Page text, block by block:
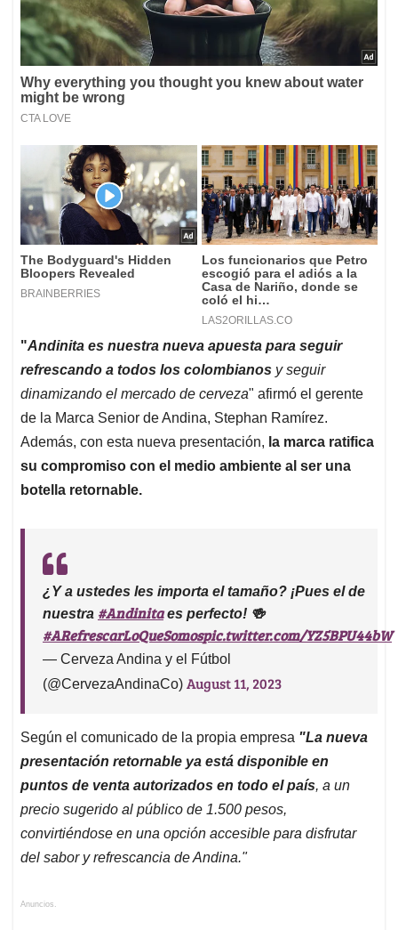
"Andinita es nuestra nueva apuesta para seguir
refrescando a todos los colombianos y seguir
dinamizando el mercado de cerveza" afirmó el gerente
de la Marca Senior de Andina, Stephan Ramírez.
Además, con esta nueva presentación, la marca ratifica
su compromiso con el medio ambiente al ser una
botella retornable.
¿Y a ustedes les importa el tamaño? ¡Pues el de
nuestra #Andinitaes perfecto! 🍻
#ARefrescarLoQueSomospic.twitter.com/YZ5BPU44bW
— Cerveza Andina y el Fútbol
(@CervezaAndinaCo) August 11, 2023
Según el comunicado de la propia empresa "La nueva
presentación retornable ya está disponible en
puntos de venta autorizados en todo el país, a un
precio sugerido al público de 1.500 pesos,
convirtiéndose en una opción accesible para disfrutar
del sabor y refrescancia de Andina."
Anuncios.